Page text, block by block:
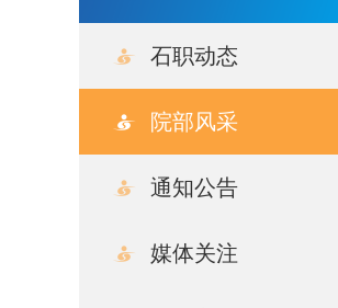
石职动态
院部风采
通知公告
媒体关注